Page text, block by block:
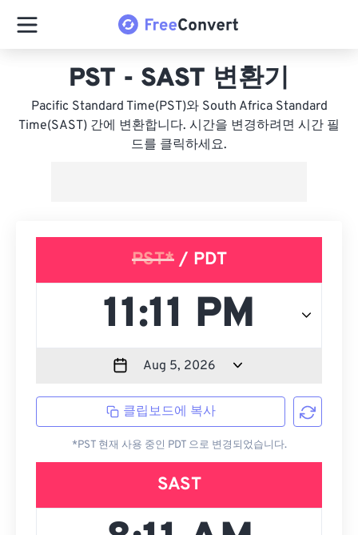
PST - SAST 변환기
Pacific Standard Time(PST)와 South Africa Standard
Time(SAST) 간에 변환합니다. 시간을 변경하려면 시간 필
드를 클릭하세요.
PST*/ PDT
클립보드에 복사
*PST 현재 사용 중인 PDT 으로 변경되었습니다.
SAST